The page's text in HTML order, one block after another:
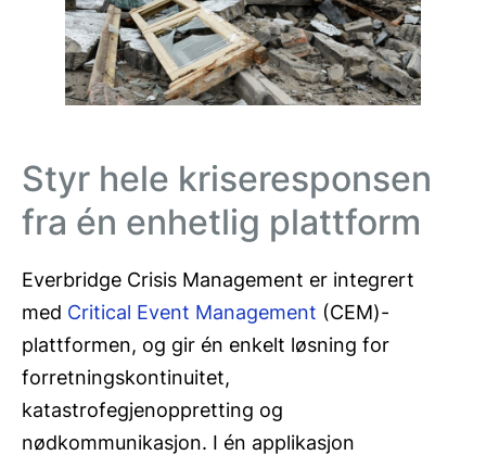
Styr hele kriseresponsen
fra én enhetlig plattform
Everbridge Crisis Management er integrert
med Critical Event Management (CEM)-
plattformen, og gir én enkelt løsning for
forretningskontinuitet,
katastrofegjenoppretting og
nødkommunikasjon. I én applikasjon